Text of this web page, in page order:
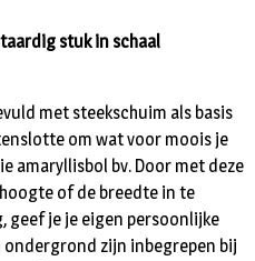
stuk in schaal
met steekschuim als basis
om wat voor moois je
amaryllisbol bv. Door met deze
of de breedte in te
je je eigen persoonlijke
zijn inbegrepen bij